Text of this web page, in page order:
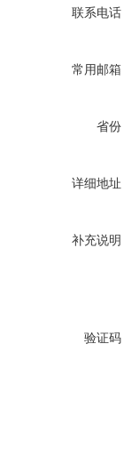
联系电话
常用邮箱
省份
详细地址
补充说明
验证码